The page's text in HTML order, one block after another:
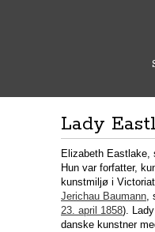
Lady
Elizabeth
Hun var forfatter,
kunstmiljø i
Jerichau Baumann,
23. april 1858).
danske kunstner